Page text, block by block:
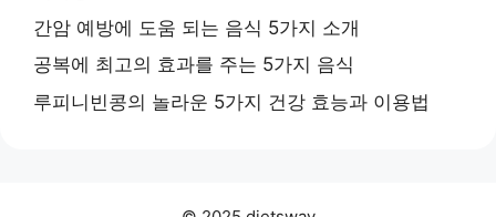
간암 예방에 도움 되는 음식 5가지 소개
공복에 최고의 효과를 주는 5가지 음식
루피니빈콩의 놀라운 5가지 건강 효능과 이용법